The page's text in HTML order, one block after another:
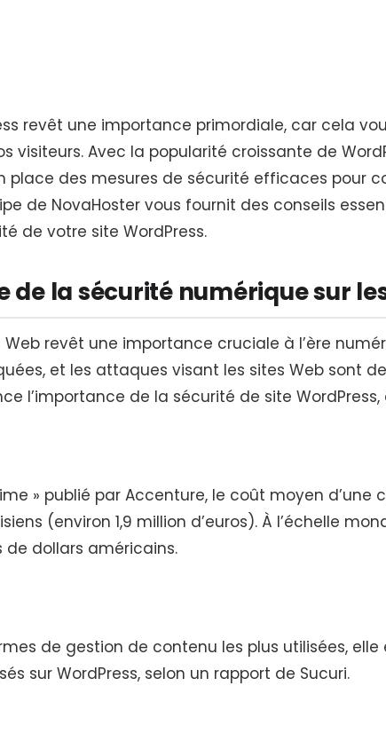
revêt une importance primordiale, car cela
visiteurs. Avec la popularité croissante de
place des mesures de sécurité efficaces pour
de NovaHoster vous fournit des conseils
de votre site WordPress.
de la sécurité numérique sur
revêt une importance cruciale à l’ère
et les attaques visant les sites Web sont
l’importance de la sécurité de site
» publié par Accenture, le coût moyen
(environ 1,9 million d’euros). À l’échelle
de dollars américains.
de gestion de contenu les plus utilisées,
sur WordPress, selon un rapport de Sucuri.